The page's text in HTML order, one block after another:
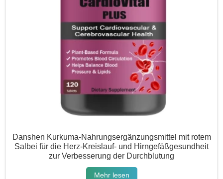
Danshen Kurkuma-Nahrungsergänzungsmittel mit rotem
Salbei für die Herz-Kreislauf- und Hirngefäßgesundheit
zur Verbesserung der Durchblutung
Mehr lesen